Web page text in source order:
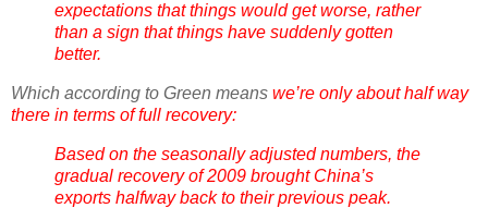
expectations that things would get worse, rather
than a sign that things have suddenly gotten
better.
Which according to Green means we’re only about half way
there in terms of full recovery:
Based on the seasonally adjusted numbers, the
gradual recovery of 2009 brought China’s
exports halfway back to their previous peak.